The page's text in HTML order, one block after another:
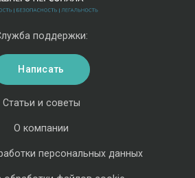
Статьи и советы
О компании
персональных данных
поддержки:
Написать